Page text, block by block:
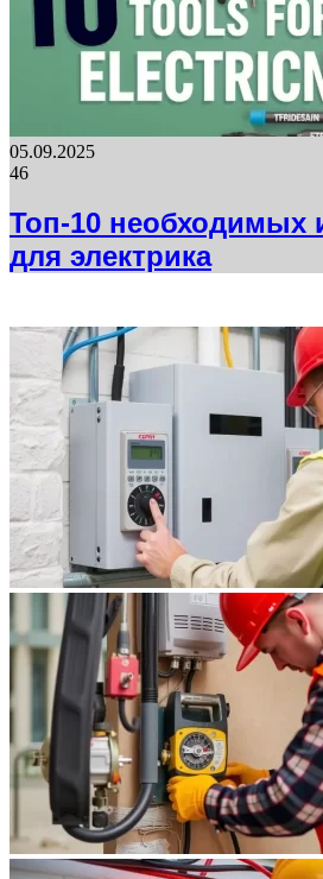
05.09.2025
46
Топ-10 необходимых
для электрика